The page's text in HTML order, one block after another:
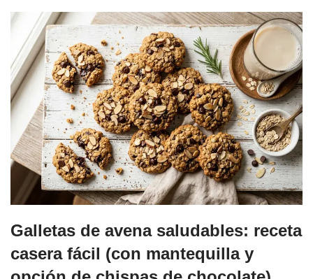
Galletas de avena saludables: receta
casera fácil (con mantequilla y